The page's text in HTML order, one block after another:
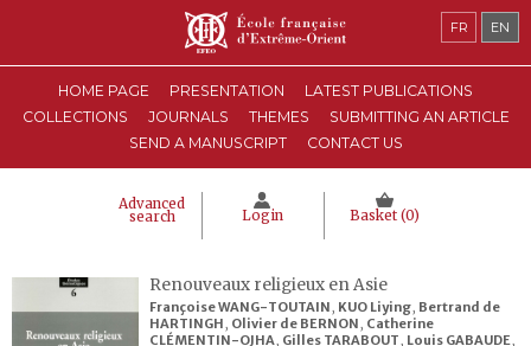
HOME PAGE PRESENTATION
LATEST PUBLICATIONS
COLLECTIONS
JOURNALS THEMES
SUBMITTING AN ARTICLE
SEND A MANUSCRIPT
CONTACT US
Advanced
search Login Basket (0)
FR EN
Renouveaux religieux en Asie
Françoise WANG-TOUTAIN, KUO Liying, Bertrand de
HARTINGH, Olivier de BERNON, Catherine
CLÉMENTIN-OJHA, Gilles TARABOUT, Louis GABAUDE,